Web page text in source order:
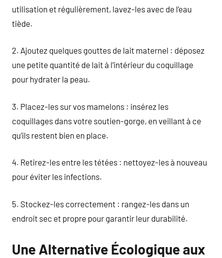
utilisation et régulièrement, lavez-les avec de l’eau
tiède.
2. Ajoutez quelques gouttes de lait maternel : déposez
une petite quantité de lait à l’intérieur du coquillage
pour hydrater la peau.
3. Placez-les sur vos mamelons : insérez les
coquillages dans votre soutien-gorge, en veillant à ce
qu’ils restent bien en place.
4. Retirez-les entre les tétées : nettoyez-les à nouveau
pour éviter les infections.
5. Stockez-les correctement : rangez-les dans un
endroit sec et propre pour garantir leur durabilité.
Une Alternative Écologique aux